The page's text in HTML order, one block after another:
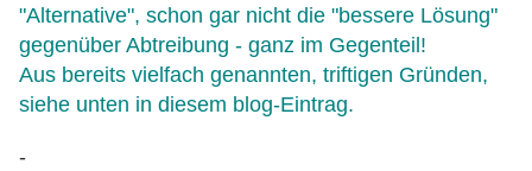
"Alternative", schon gar nicht die "bessere Lösung"
gegenüber Abtreibung - ganz im Gegenteil!
Aus bereits vielfach genannten, triftigen Gründen,
siehe unten in diesem blog-Eintrag.
-